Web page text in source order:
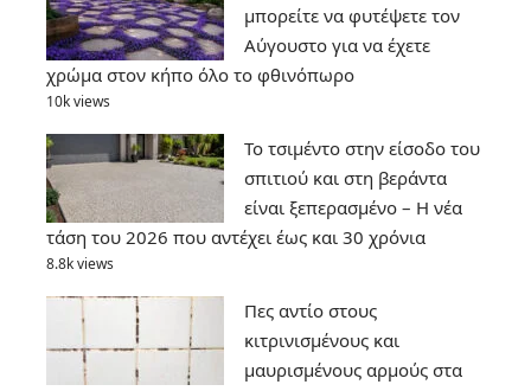
μπορείτε να φυτέψετε τον
Αύγουστο για να έχετε
χρώμα στον κήπο όλο το φθινόπωρο
10k views
Το τσιμέντο στην είσοδο του
σπιτιού και στη βεράντα
είναι ξεπερασμένο – Η νέα
τάση του 2026 που αντέχει έως και 30 χρόνια
8.8k views
Πες αντίο στους
κιτρινισμένους και
μαυρισμένους αρμούς στα